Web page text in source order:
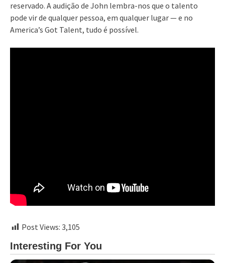
reservado. A audição de John lembra-nos que o talento
pode vir de qualquer pessoa, em qualquer lugar — e no
America’s Got Talent, tudo é possível.
Post Views: 3,105